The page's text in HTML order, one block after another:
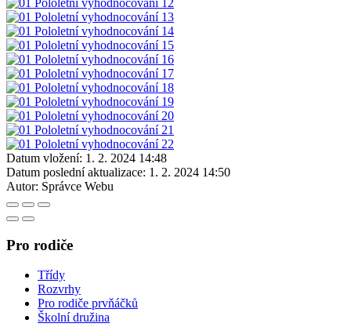
Datum vložení: 1. 2. 2024 14:48
Datum poslední aktualizace: 1. 2. 2024 14:50
Autor: Správce Webu
Pro rodiče
Třídy
Rozvrhy
Pro rodiče prvňáčků
Školní družina